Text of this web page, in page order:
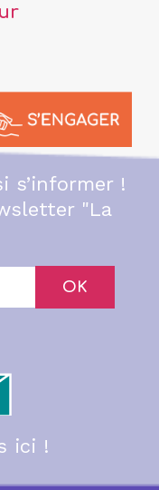
s’informer !
"La
OK
ici !